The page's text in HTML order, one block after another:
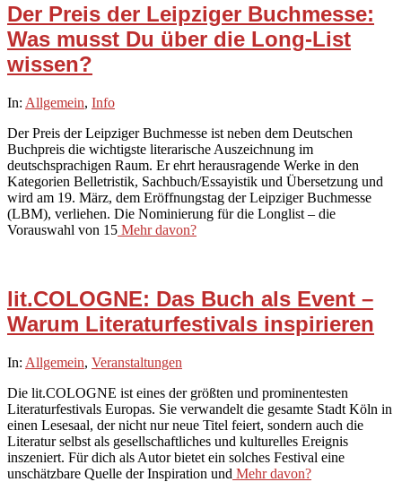
Der Preis der Leipziger Buchmesse:
Was musst Du über die Long-List
wissen?
2026-
08
In: Allgemein, Info
Der Preis der Leipziger Buchmesse ist neben dem Deutschen
Buchpreis die wichtigste literarische Auszeichnung im
deutschsprachigen Raum. Er ehrt herausragende Werke in den
Kategorien Belletristik, Sachbuch/Essayistik und Übersetzung und
wird am 19. März, dem Eröffnungstag der Leipziger Buchmesse
(LBM), verliehen. Die Nominierung für die Longlist – die
Vorauswahl von 15 Mehr davon?
lit.COLOGNE: Das Buch als Event –
Warum Literaturfestivals inspirieren
2026-
05
In: Allgemein, Veranstaltungen
Die lit.COLOGNE ist eines der größten und prominentesten
Literaturfestivals Europas. Sie verwandelt die gesamte Stadt Köln in
einen Lesesaal, der nicht nur neue Titel feiert, sondern auch die
Literatur selbst als gesellschaftliches und kulturelles Ereignis
inszeniert. Für dich als Autor bietet ein solches Festival eine
unschätzbare Quelle der Inspiration und Mehr davon?